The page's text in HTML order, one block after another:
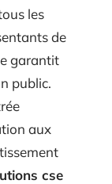
les
de
garantit
public.
aux
cse